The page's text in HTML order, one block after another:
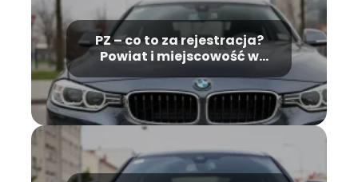
PZ – co to za rejestracja?
Powiat i miejscowość w